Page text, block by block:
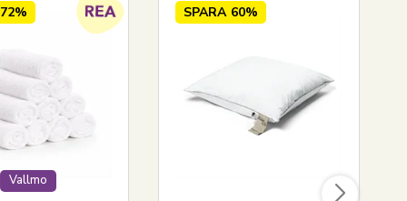
72%
Vallmo
SPARA 60%